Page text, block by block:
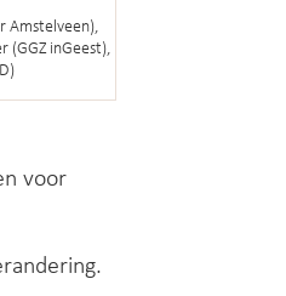
Amstelveen),
(GGZ inGeest),
voor